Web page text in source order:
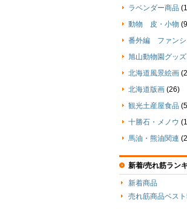
ラベンダー商品
動物 皮・小物
番外編 ファンシ
旭山動物園グッズ
北海道風景絵画
北海道版画 (26)
観光土産屋食品
十勝石・メノウ
馬油・熊油関連
新着/売れ筋ラン
新着商品
売れ筋商品ベス